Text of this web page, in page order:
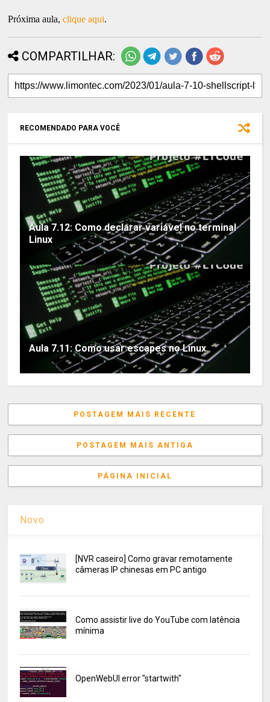
Próxima aula,clique aqui.
COMPARTILHAR:
RECOMENDADO PARA VOCÊ
Aula 7.12: Como declarar variável no terminal
Linux
Aula 7.11: Como usar escapes no Linux
POSTAGEM MAIS RECENTE
POSTAGEM MAIS ANTIGA
PÁGINA INICIAL
Novo
[NVR caseiro] Como gravar remotamente
câmeras IP chinesas em PC antigo
Como assistir live do YouTube com latência
mínima
OpenWebUI error "startwith"